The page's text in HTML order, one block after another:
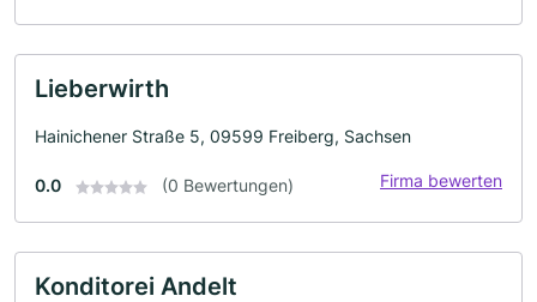
Lieberwirth
Hainichener Straße 5, 09599 Freiberg, Sachsen
0.0 (0 Bewertungen) Firma bewerten
Konditorei Andelt